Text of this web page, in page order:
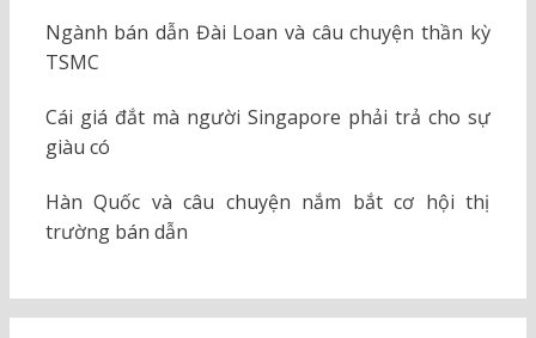
Ngành bán dẫn Đài Loan và câu chuyện thần kỳ
TSMC
Cái giá đắt mà người Singapore phải trả cho sự
giàu có
Hàn Quốc và câu chuyện nắm bắt cơ hội thị
trường bán dẫn